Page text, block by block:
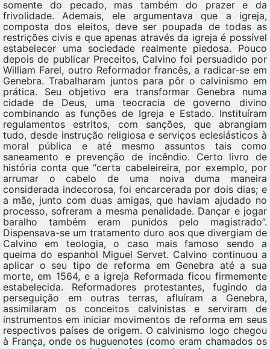
somente do pecado, mas também do prazer e da
frivolidade. Ademais, ele argumentava que a igreja,
composta dos eleitos, deve ser poupada de todas as
restrições civis e que apenas através da igreja é possível
estabelecer uma sociedade realmente piedosa. Pouco
depois de publicar Preceitos, Calvino foi persuadido por
William Farel, outro Reformador francês, a radicar-se em
Genebra. Trabalharam juntos para pôr o calvinismo em
prática. Seu objetivo era transformar Genebra numa
cidade de Deus, uma teocracia de governo divino
combinando as funções de Igreja e Estado. Instituíram
regulamentos estritos, com sanções, que abrangiam
tudo, desde instrução religiosa e serviços eclesiásticos à
moral pública e até mesmo assuntos tais como
saneamento e prevenção de incêndio. Certo livro de
história conta que “certa cabeleireira, por exemplo, por
arrumar o cabelo de uma noiva duma maneira
considerada indecorosa, foi encarcerada por dois dias; e
a mãe, junto com duas amigas, que haviam ajudado no
processo, sofreram a mesma penalidade. Dançar e jogar
baralho também eram punidos pelo magistrado”.
Dispensava-se um tratamento duro aos que divergiam de
Calvino em teologia, o caso mais famoso sendo a
queima do espanhol Miguel Servet. Calvino continuou a
aplicar o seu tipo de reforma em Genebra até a sua
morte, em 1564, e a igreja Reformada ficou firmemente
estabelecida. Reformadores protestantes, fugindo da
perseguição em outras terras, afluíram a Genebra,
assimilaram os conceitos calvinistas e serviram de
instrumentos em iniciar movimentos de reforma em seus
respectivos países de origem. O calvinismo logo chegou
à França, onde os huguenotes (como eram chamados os